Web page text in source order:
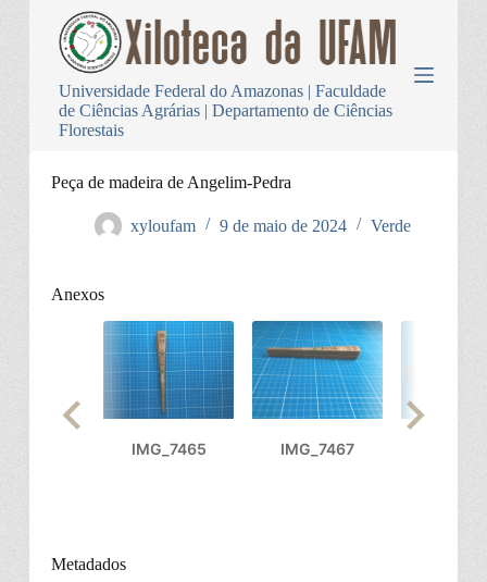
Universidade Federal do Amazonas | Faculdade
de Ciências Agrárias | Departamento de Ciências
Florestais
Peça de madeira de Angelim-Pedra
xyloufam 9 de maio de 2024 Verde
Anexos
IMG_7465 IMG_7467
Metadados